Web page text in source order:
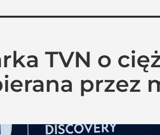
TVN o
przez